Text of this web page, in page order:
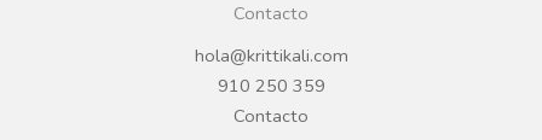
Contacto
hola@krittikali.com
910 250 359
Contacto